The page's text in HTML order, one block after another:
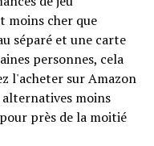
moins cher que
séparé et une carte
personnes, cela
l'acheter sur Amazon
moins
près de la moitié